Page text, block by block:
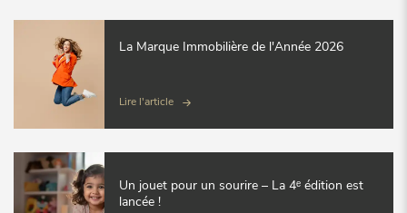
La Marque Immobilière de l'Année 2026
Lire l'article
Un jouet pour un sourire – La 4ᵉ édition est
lancée !